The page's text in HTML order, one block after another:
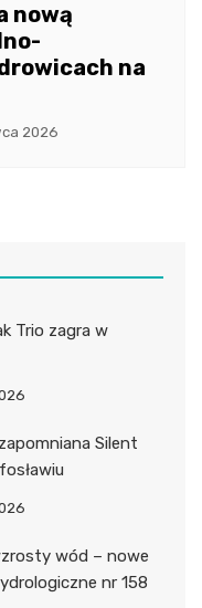
nową
na
2026
Trio zagra w
Silent
wód – nowe
nr 158